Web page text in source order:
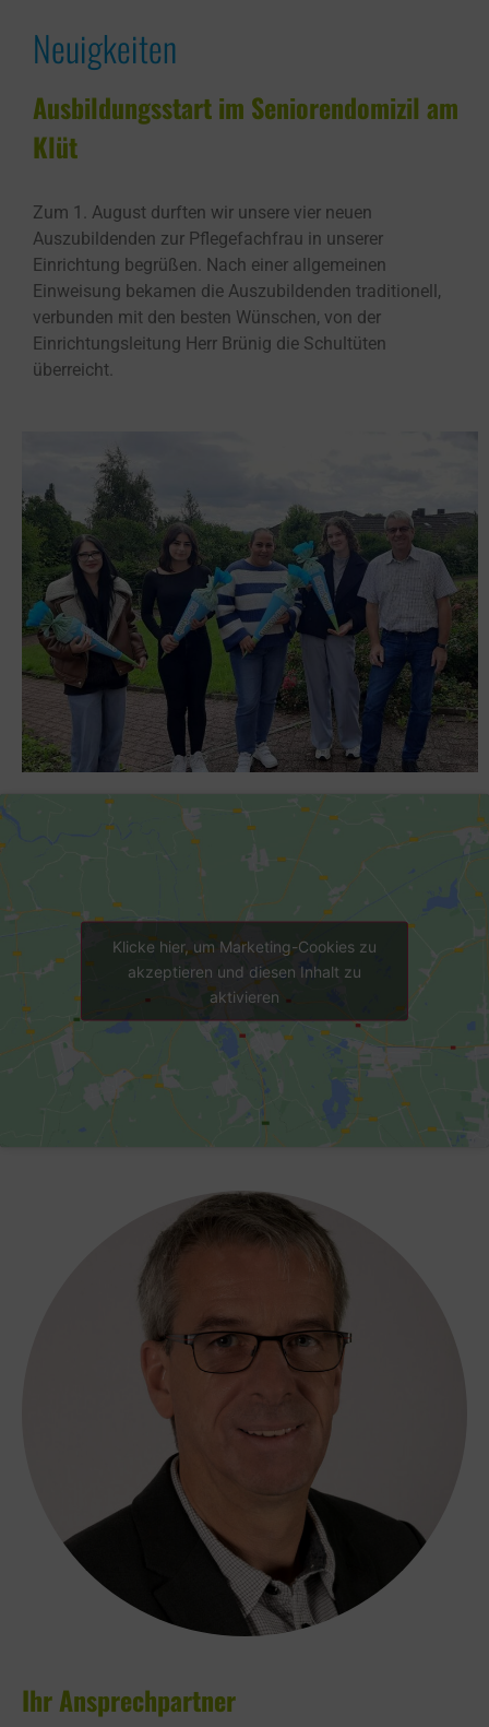
Neuigkeiten
Ausbildungsstart im Seniorendomizil am
Klüt
Zum 1. August durften wir unsere vier neuen
Auszubildenden zur Pflegefachfrau in unserer
Einrichtung begrüßen. Nach einer allgemeinen
Einweisung bekamen die Auszubildenden traditionell,
verbunden mit den besten Wünschen, von der
Einrichtungsleitung Herr Brünig die Schultüten
überreicht.
Klicke hier, um Marketing-Cookies zu
akzeptieren und diesen Inhalt zu
aktivieren
Ihr Ansprechpartner